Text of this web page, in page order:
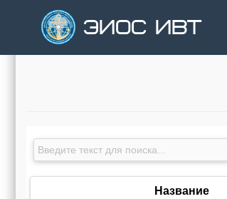
ЭИОС ИВТ
Название